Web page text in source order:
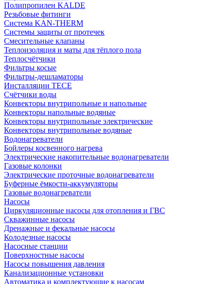
Полипропилен KALDE
Резьбовые фитинги
Система KAN-THERM
Системы защиты от протечек
Смесительные клапаны
Теплоизоляция и маты для тёплого пола
Теплосчётчики
Фильтры косые
Фильтры-дешламаторы
Инсталляции TECE
Счётчики воды
Конвекторы внутрипольные и напольные
Конвекторы напольные водяные
Конвекторы внутрипольные электрические
Конвекторы внутрипольные водяные
Водонагреватели
Бойлеры косвенного нагрева
Электрические накопительные водонагреватели
Газовые колонки
Электрические проточные водонагреватели
Буферные ёмкости-аккумуляторы
Газовые водонагреватели
Насосы
Циркуляционные насосы для отопления и ГВС
Скважинные насосы
Дренажные и фекальные насосы
Колодезные насосы
Насосные станции
Поверхностные насосы
Насосы повышения давления
Канализационные установки
Автоматика и комплектующие к насосам